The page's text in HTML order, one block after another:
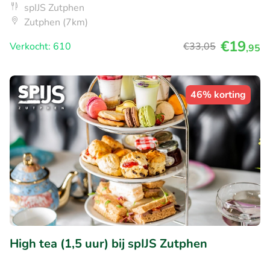
spIJS Zutphen
Zutphen (7km)
Verkocht: 610
€33,05 €19,95
46% korting
High tea (1,5 uur) bij spIJS Zutphen